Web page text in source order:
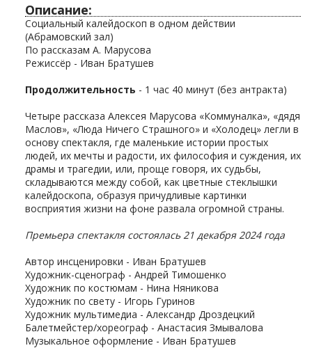
Описание:
Социальный калейдоскоп в одном действии
(Абрамовский зал)
По рассказам А. Марусова
Режиссёр - Иван Братушев
Продолжительность - 1 час 40 минут (без антракта)
Четыре рассказа Алексея Марусова «Коммуналка», «дядя
Маслов», «Люда Ничего Страшного» и «Холодец» легли в
основу спектакля, где маленькие истории простых
людей, их мечты и радости, их философия и суждения, их
драмы и трагедии, или, проще говоря, их судьбы,
складываются между собой, как цветные стеклышки
калейдоскопа, образуя причудливые картинки
восприятия жизни на фоне развала огромной страны.
Премьера спектакля состоялась 21 декабря 2024 года
Автор инсценировки - Иван Братушев
Художник-сценограф - Андрей Тимошенко
Художник по костюмам - Нина Няникова
Художник по свету - Игорь Гуринов
Художник мультимедиа - Александр Дроздецкий
Балетмейстер/хореограф - Анастасия Змывалова
Музыкальное оформление - Иван Братушев